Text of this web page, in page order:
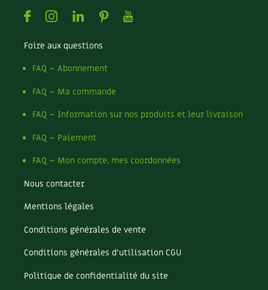
FacebookInstagramLinkedin
PinterestYoutube
Foire aux questions
FAQ – Abonnement
FAQ – Ma commande
FAQ – Information sur nos produits et leur livraison
FAQ – Paiement
FAQ – Mon compte, mes coordonnées
Nous contacter
Mentions légales
Conditions générales de vente
Conditions générales d’utilisation CGU
Politique de confidentialité du site